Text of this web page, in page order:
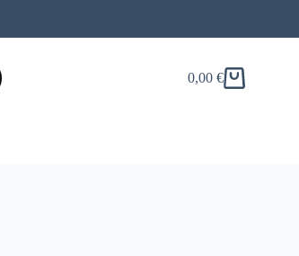
Panier
0,00 €